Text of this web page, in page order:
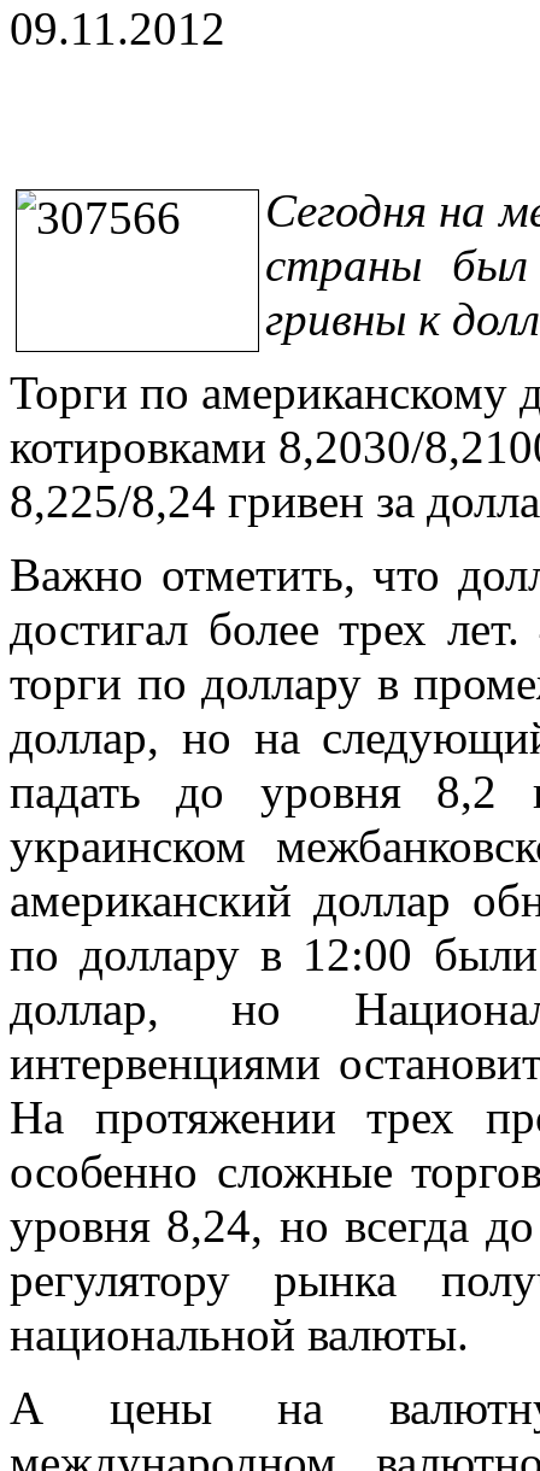
09.11.2012
Сегодня на
страны
гривны к
Торги по американскому
котировками 8,2030/
8,225/8,24 гривен за
Важно отметить, что
достигал более трех
торги по доллару в
доллар, но на
падать до уровня 8,2
украинском
американский доллар
по доллару в 12:00
доллар, но
интервенциями
На протяжении трех
особенно сложные
уровня 8,24, но всегда
регулятору рынка
национальной валюты.
А цены на